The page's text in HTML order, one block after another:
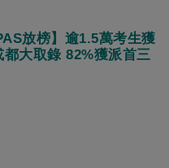
放榜】逾1.5萬考生獲
都大取錄 82%獲派首三